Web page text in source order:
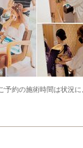
予約の施術時間は状況